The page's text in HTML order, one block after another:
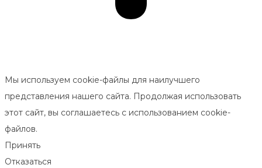
Мы используем cookie-файлы для наилучшего
представления нашего сайта. Продолжая использовать
этот сайт, вы соглашаетесь с использованием cookie-
файлов.
Принять
Отказаться